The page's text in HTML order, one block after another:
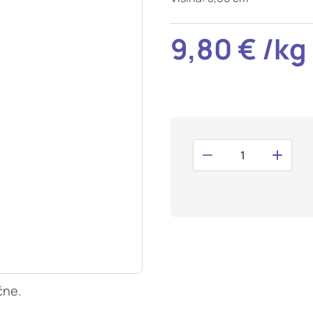
9,80 € /kg
odziv na vaša dejanja, ki vodijo do storitvenih zahtev, na
izpolnjevanje obrazcev. Na voljo imate nastavitev, da
tem primeru nekateri deli spletnega mesta ne bodo delovali.
delovanja
obiske in izvor prometa, da lahko merimo in izboljšamo
Z njimi prepoznamo, katera mesta so najbolj in najmanj
pomikajo po spletnem mestu. Podatki, ki jih
teh piškotkov zavrnete, ne bomo vedeli, kdaj ste obiskali naše
oglaševalski partnerji. Partnerska oglaševalska podjetja
ki ga nato uporabijo za prikazovanje ustreznih